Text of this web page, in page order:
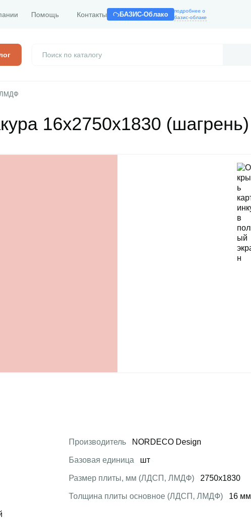
Помощь Контакты БАЗИС-Облако
подробнее о
базис-облаке
16х2750х1830 (шагрень)
Производитель NORDECO Design
Базовая единица шт
Размер плиты, мм (ЛДСП, ЛМДФ) 2750x1830
Толщина плиты основное (ЛДСП, ЛМДФ) 16 мм